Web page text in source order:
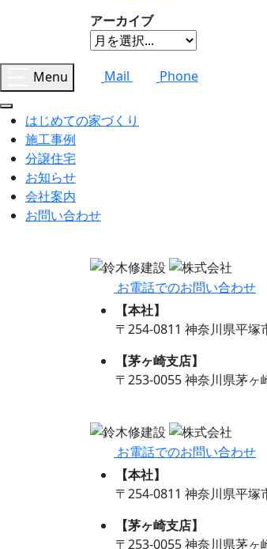
アーカイブ
Menu Mail Phone
はじめての家づくり
施工事例
分譲住宅
お知らせ
会社案内
お問い合わせ
お電話でのお問い合わせ
【本社】
〒254-0811 神奈川県平塚
【茅ヶ崎支店】
〒253-0055 神奈川県茅
お電話でのお問い合わせ
【本社】
〒254-0811 神奈川県平塚
【茅ヶ崎支店】
〒253-0055 神奈川県茅